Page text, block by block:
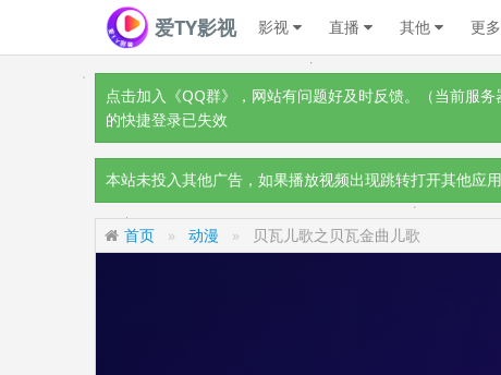
爱TY影视 影视 直播 其他 更多
点击加入《QQ群》
，网站有问题好及时反馈。（当前服
的快捷登录已失效
本站未投入其他广告，如果播放视频出现跳转打开其他应
首页 动漫 贝瓦儿歌之贝瓦金曲儿歌